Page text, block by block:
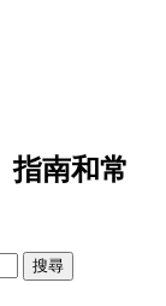
指南和常
搜尋